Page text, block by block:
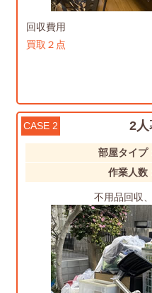
回収費用
買取２点
CASE 2 2人
部屋タイプ
作業人数
不用品回収